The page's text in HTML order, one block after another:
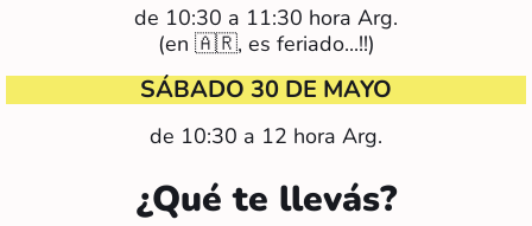
de 10:30 a 11:30 hora Arg.
(en 🇦🇷, es feriado...!!)
SÁBADO 30 DE MAYO
de 10:30 a 12 hora Arg.
¿Qué te llevás?